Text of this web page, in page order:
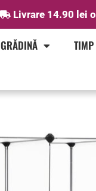
Livrare 14.90 lei
GRĂDINĂ